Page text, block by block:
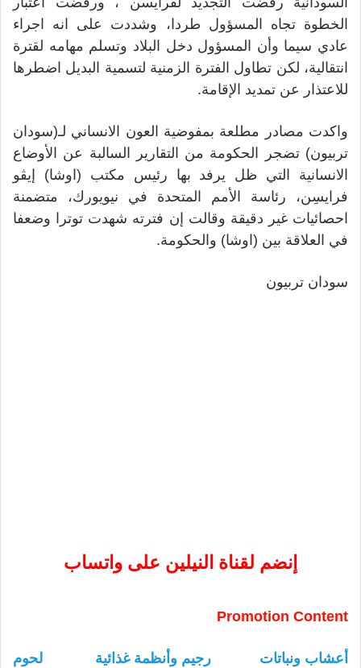
الخطوة تجاه المسؤول طردا، وشددت على انه اجراء
عادي سيما وأن المسؤول دخل البلاد وتسلم مهامه لقترة
انتقالية، لكن تطاول الفترة الزمنية لتسمية البديل اضطرها
للاعتذار عن تمديد الإقامة.
واكدت مصادر مطلعة بمفوضية العون الانساني لـ(سودان
تربيون) تضجر الحكومة من التقارير السالبة عن الأوضاع
الانسانية التي ظل يرفد بها رئيس مكتب (اوشا) إيڨو
فرايسِن، رئاسة الأمم المتحدة في نيويورك، متضمنة
احصائيات غير دقيقة وقالت إن فترته شهدت توترا وضعفا
في العلاقة بين (اوشا) والحكومة.
سودان تربيون
إنضم لقناة النيلين على واتساب
Promotion Content
أعشاب ونباتات رجيم وأنظمة غذائية
لحوم